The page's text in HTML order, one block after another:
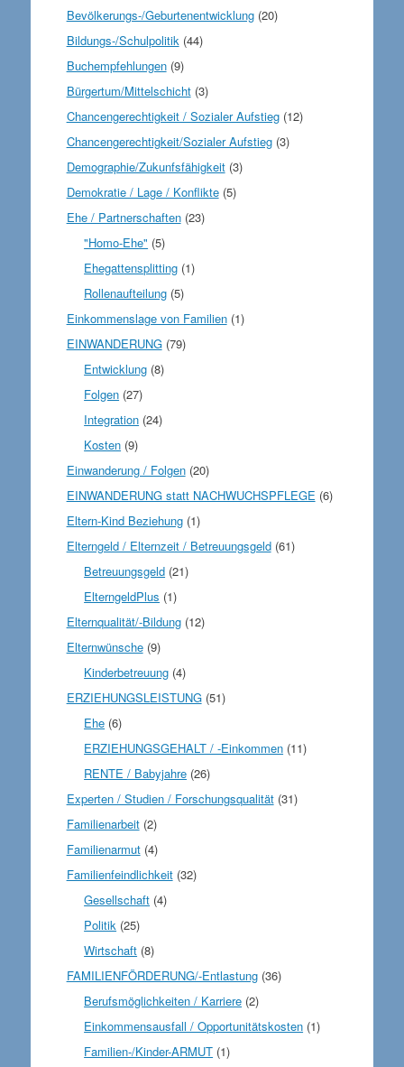
Bevölkerungs-/Geburtenentwicklung(20)
Bildungs-/Schulpolitik(44)
Buchempfehlungen(9)
Bürgertum/Mittelschicht(3)
Chancengerechtigkeit / Sozialer Aufstieg(12)
Chancengerechtigkeit/Sozialer Aufstieg(3)
Demographie/Zukunfsfähigkeit(3)
Demokratie / Lage / Konflikte(5)
Ehe / Partnerschaften(23)
"Homo-Ehe" (5)
Ehegattensplitting (1)
Rollenaufteilung (5)
Einkommenslage von Familien(1)
EINWANDERUNG(79)
Entwicklung (8)
Folgen (27)
Integration (24)
Kosten (9)
Einwanderung / Folgen(20)
EINWANDERUNG statt NACHWUCHSPFLEGE (6)
Eltern-Kind Beziehung(1)
Elterngeld / Elternzeit / Betreuungsgeld(61)
Betreuungsgeld (21)
ElterngeldPlus (1)
Elternqualität/-Bildung(12)
Elternwünsche(9)
Kinderbetreuung (4)
ERZIEHUNGSLEISTUNG(51)
Ehe (6)
ERZIEHUNGSGEHALT / -Einkommen (11)
RENTE / Babyjahre (26)
Experten / Studien / Forschungsqualität(31)
Familienarbeit(2)
Familienarmut(4)
Familienfeindlichkeit(32)
Gesellschaft (4)
Politik (25)
Wirtschaft (8)
FAMILIENFÖRDERUNG/-Entlastung(36)
Berufsmöglichkeiten / Karriere (2)
Einkommensausfall / Opportunitätskosten (1)
Familien-/Kinder-ARMUT (1)